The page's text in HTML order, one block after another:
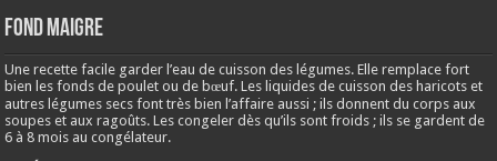
Fond maigre
Une recette facile garder l’eau de cuisson des légumes. Elle remplace fort
bien les fonds de poulet ou de bœuf. Les liquides de cuisson des haricots et
autres légumes secs font très bien l’affaire aussi ; ils donnent du corps aux
soupes et aux ragoûts. Les congeler dès qu’ils sont froids ; ils se gardent de
6 à 8 mois au congélateur.